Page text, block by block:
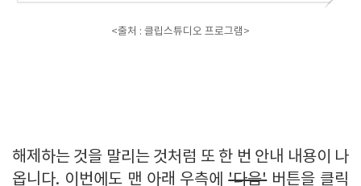
<출처 : 클립스튜디오 프로그램>
해제하는 것을 말리는 것처럼 또 한 번 안내 내용이 나
옵니다. 이번에도 맨 아래 우측에'다음'버튼을 클릭